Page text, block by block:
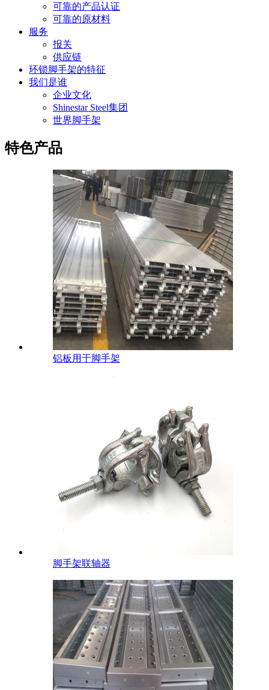
可靠的产品认证
可靠的原材料
服务
报关
供应链
环锁脚手架的特征
我们是谁
企业文化
Shinestar Steel集团
世界脚手架
特色产品
铝板用于脚手架
脚手架联轴器